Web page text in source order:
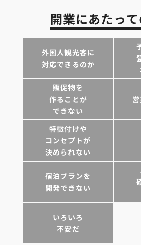
開業にあたっ
外国人観光客に
対応できるのか
販促物を
作ることが
できない
特徴付けや
コンセプトが
決められない
宿泊プランを
開発できない
いろいろ
不安だ